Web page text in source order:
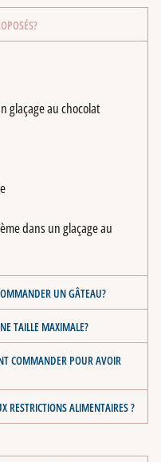
glaçage au chocolat
dans un glaçage au
UN GÂTEAU?
TAILLE MAXIMALE?
COMMANDER POUR AVOIR
RESTRICTIONS ALIMENTAIRES ?